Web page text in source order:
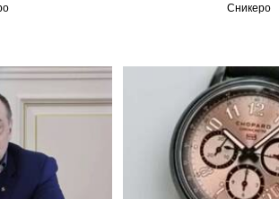
Сникеро